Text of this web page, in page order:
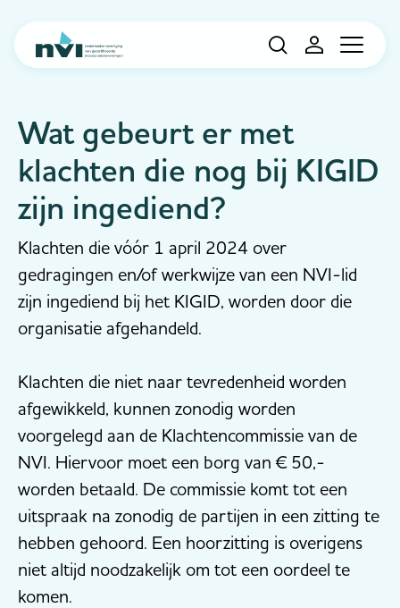
Navigation
Wat gebeurt er met
klachten die nog bij KIGID
zijn ingediend?
Klachten die vóór 1 april 2024 over
gedragingen en/of werkwijze van een NVI-lid
zijn ingediend bij het KIGID, worden door die
organisatie afgehandeld.
Klachten die niet naar tevredenheid worden
afgewikkeld, kunnen zonodig worden
voorgelegd aan de Klachtencommissie van de
NVI. Hiervoor moet een borg van € 50,-
worden betaald. De commissie komt tot een
uitspraak na zonodig de partijen in een zitting te
hebben gehoord. Een hoorzitting is overigens
niet altijd noodzakelijk om tot een oordeel te
komen.